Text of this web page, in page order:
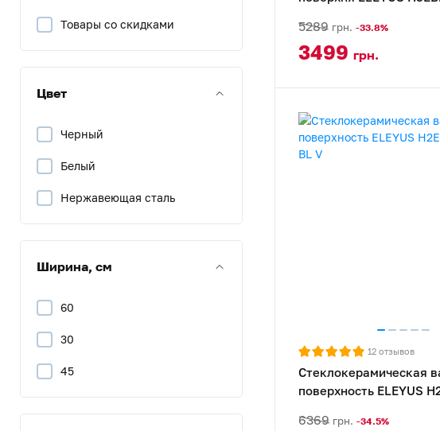
Товары со скидками
Цвет
Черный
Белый
Нержавеющая сталь
Ширина, см
60
30
45
5289 грн. -33.8%
3499 грн.
12 отзывов
Стеклокерамическая
поверхность ELEYUS
6369 грн. -34.5%